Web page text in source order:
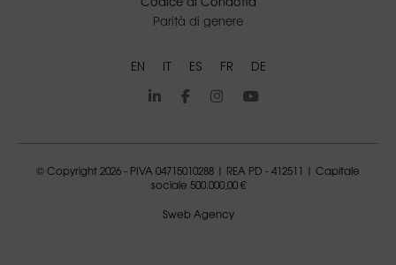
Parità di genere
EN IT ES FR DE
© Copyright 2026 - PIVA 04715010288 | REA PD - 412511 | Capitale
sociale 500.000,00 €
Sweb Agency